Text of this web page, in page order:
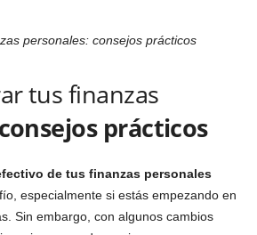
personales: consejos prácticos
tus finanzas
consejos prácticos
de tus finanzas personales
especialmente si estás empezando en
Sin embargo, con algunos cambios